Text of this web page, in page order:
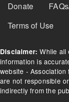
Donate
Terms of Use
Disclaimer: While all
information is
website -
are not responsible
indirectly from the